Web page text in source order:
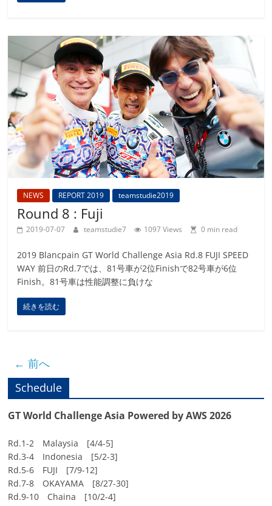
NEWS REPORT 2019 teamstudie2019
Round 8 : Fuji
2019-07-07 teamstudie7 1097 Views 0 min read
2019 Blancpain GT World Challenge Asia Rd.8 FUJI SPEED
WAY 前日のRd.7では、81号車が2位Finishで82号車が6位
Finish。81号車は性能調整に負けな
続きを読む
← 前へ
Schedule
GT World Challenge Asia Powered by AWS 2026
Rd.1-2 Malaysia [4/4-5]
Rd.3-4 Indonesia [5/2-3]
Rd.5-6 FUJI [7/9-12]
Rd.7-8 OKAYAMA [8/27-30]
Rd.9-10 Chaina [10/2-4]